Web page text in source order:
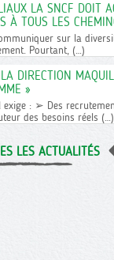
LA SNCF DOIT
À TOUS LES
sur la
Pourtant, (…)
DIRECTION
»
exige : ➢ Des
des besoins réels (…)
LES ACTUALITÉS